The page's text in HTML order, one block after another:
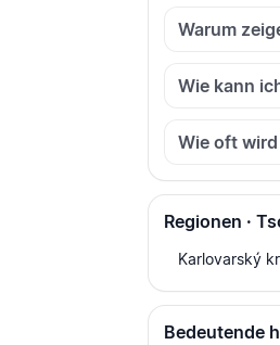
Warum
Wie kann
Wie oft
Regionen ·
Karlovarský
Bedeutende